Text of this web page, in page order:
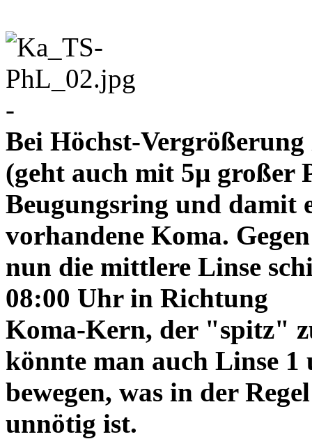
-
Bei Höchst-
(geht auch mit 5µ großer
Beugungsring und damit
vorhandene Koma.
nun die mittlere Linse
08:00 Uhr in Richtung
Koma-Kern, der "spitz"
könnte man auch Linse
bewegen, was in der Regel
unnötig ist.